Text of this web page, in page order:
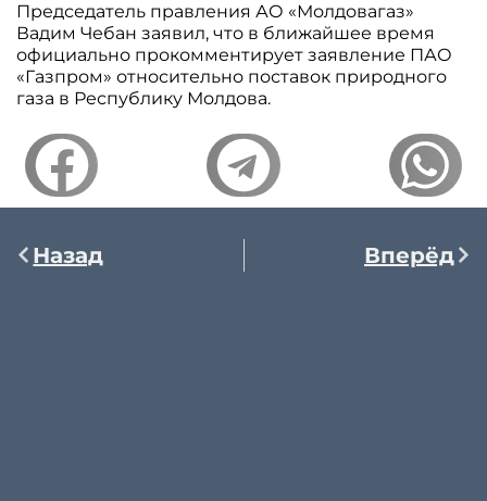
Председатель правления АО «Молдовагаз»
Вадим Чебан заявил, что в ближайшее время
официально прокомментирует заявление ПАО
«Газпром» относительно поставок природного
газа в Республику Молдова.
Назад Вперёд